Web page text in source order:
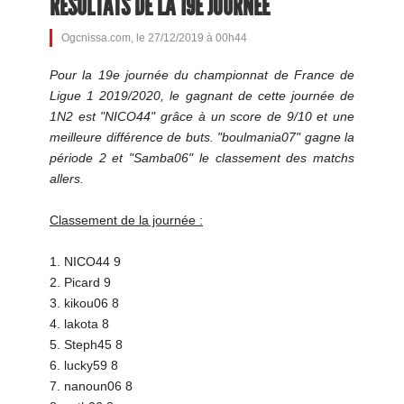
Ogcnissa.com, le 27/12/2019 à 00h44
Pour la 19e journée du championnat de France de
Ligue 1 2019/2020, le gagnant de cette journée de
1N2 est "NICO44" grâce à un score de 9/10 et une
meilleure différence de buts. "boulmania07" gagne la
période 2 et "Samba06" le classement des matchs
allers.
Classement de la journée :
1. NICO44 9
2. Picard 9
3. kikou06 8
4. lakota 8
5. Steph45 8
6. lucky59 8
7. nanoun06 8